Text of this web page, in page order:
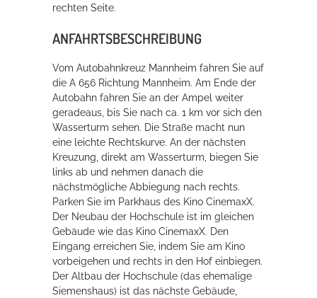
rechten Seite.
ANFAHRTSBESCHREIBUNG
Vom Autobahnkreuz Mannheim fahren Sie auf
die A 656 Richtung Mannheim. Am Ende der
Autobahn fahren Sie an der Ampel weiter
geradeaus, bis Sie nach ca. 1 km vor sich den
Wasserturm sehen. Die Straße macht nun
eine leichte Rechtskurve. An der nächsten
Kreuzung, direkt am Wasserturm, biegen Sie
links ab und nehmen danach die
nächstmögliche Abbiegung nach rechts.
Parken Sie im Parkhaus des Kino CinemaxX.
Der Neubau der Hochschule ist im gleichen
Gebäude wie das Kino CinemaxX. Den
Eingang erreichen Sie, indem Sie am Kino
vorbeigehen und rechts in den Hof einbiegen.
Der Altbau der Hochschule (das ehemalige
Siemenshaus) ist das nächste Gebäude,